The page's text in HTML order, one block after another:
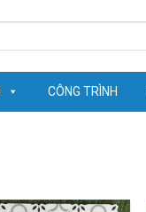
CÔNG TRÌNH